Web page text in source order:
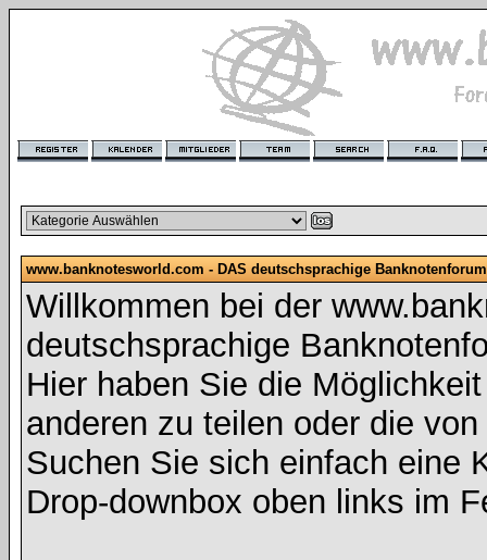
www.banknotesworld.com - DAS deutschsprachige Banknotenforum
Willkommen bei der
deutschsprachige
Hier haben Sie die
anderen zu teilen oder die
Suchen Sie sich einfach eine
Drop-downbox oben links im